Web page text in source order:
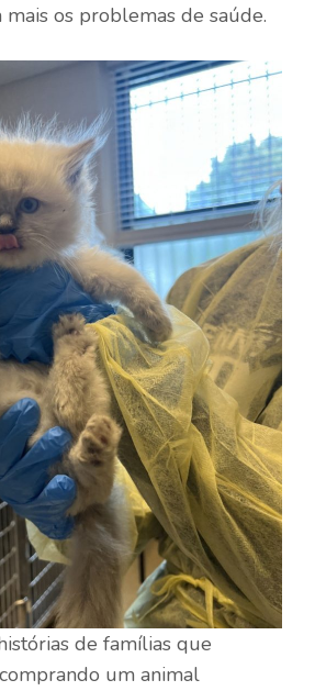
mais os problemas de saúde.
de famílias que
um animal